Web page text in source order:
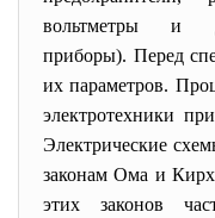
вольтметры и
приборы). Перед
их параметров.
электротехники
Электрические
законам Ома и
этих законов